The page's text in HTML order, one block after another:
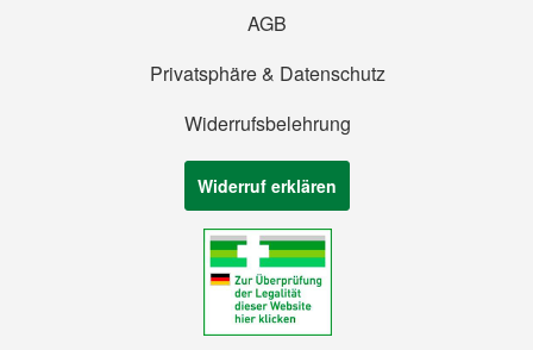
AGB
Privatsphäre & Datenschutz
Widerrufsbelehrung
Widerruf erklären